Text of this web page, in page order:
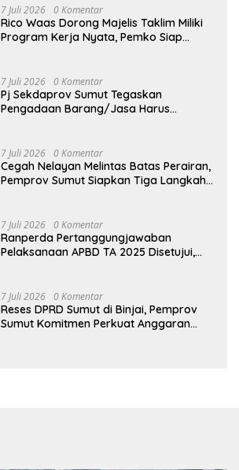
7 Juli 2026 0 Komentar
Rico Waas Dorong Majelis Taklim Miliki
Program Kerja Nyata, Pemko Siap
7 Juli 2026 0 Komentar
Pj Sekdaprov Sumut Tegaskan
Pengadaan Barang/Jasa Harus
7 Juli 2026 0 Komentar
Cegah Nelayan Melintas Batas Perairan,
Pemprov Sumut Siapkan Tiga Langkah
7 Juli 2026 0 Komentar
Ranperda Pertanggungjawaban
Pelaksanaan APBD TA 2025 Disetujui,
7 Juli 2026 0 Komentar
Reses DPRD Sumut di Binjai, Pemprov
Sumut Komitmen Perkuat Anggaran